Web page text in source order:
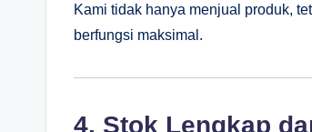
Kami tidak hanya menjual produk,
berfungsi maksimal.
4. Stok Lengkap